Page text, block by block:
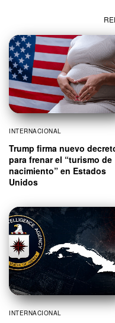
INTERNACIONAL
Trump firma nuevo
para frenar el “turismo de
nacimiento” en Estados
Unidos
INTERNACIONAL